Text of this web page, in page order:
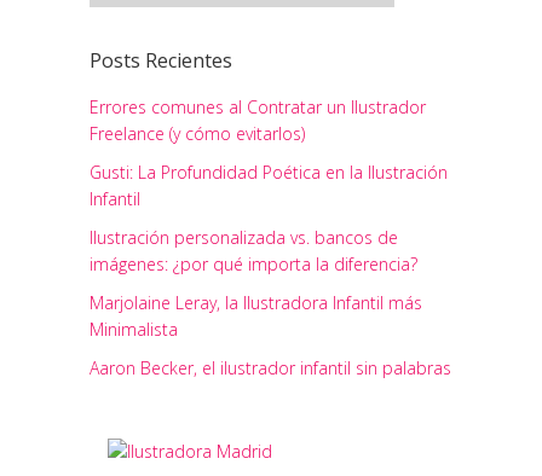
Posts Recientes
Errores comunes al Contratar un Ilustrador
Freelance (y cómo evitarlos)
Gusti: La Profundidad Poética en la Ilustración
Infantil
Ilustración personalizada vs. bancos de
imágenes: ¿por qué importa la diferencia?
Marjolaine Leray, la Ilustradora Infantil más
Minimalista
Aaron Becker, el ilustrador infantil sin palabras